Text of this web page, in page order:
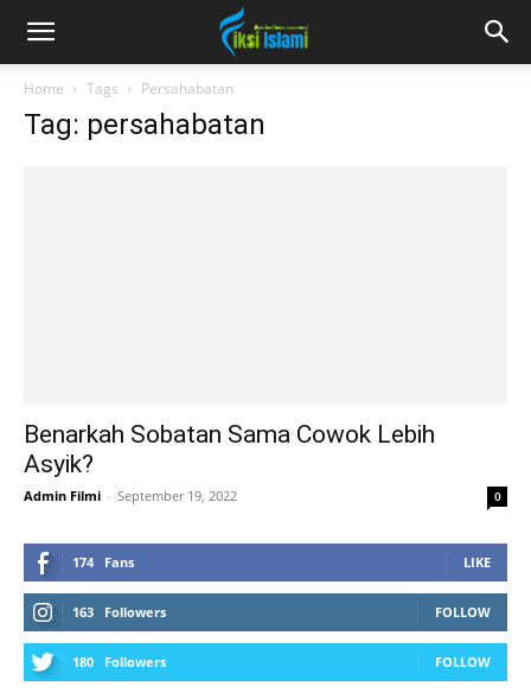
fiksiislami.com
Home Tags Persahabatan
Tag: persahabatan
Benarkah Sobatan Sama Cowok Lebih
Asyik?
Admin Filmi - September 19, 2022 0
174 Fans LIKE
163 Followers FOLLOW
180 Followers FOLLOW